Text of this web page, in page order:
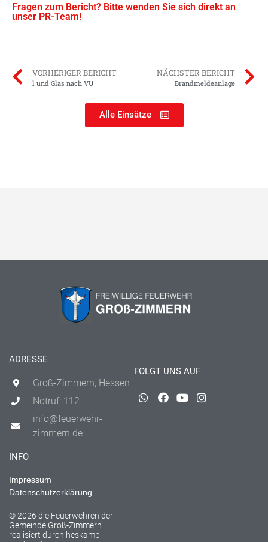
Fragen zum Bericht? Bitte wenden Sie sich direkt an
unser PR-Team!
VORHERIGER BERICHT
l und Glas nach VU
NÄCHSTER BERICHT
Brandmeldeanlage
Alle Einsätze
ADRESSE
Groß-Zimmern, Hessen
Notruf: 112
info@feuerwehr-
zimmern.de
FOLGT UNS AUF
INFO
Impressum
Datenschutzerklärung
© 2026 die Feuerwehren der
Gemeinde Groß-Zimmern
realisiert durch heskamp-